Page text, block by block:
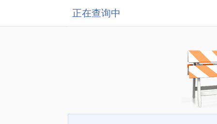
正在查询中